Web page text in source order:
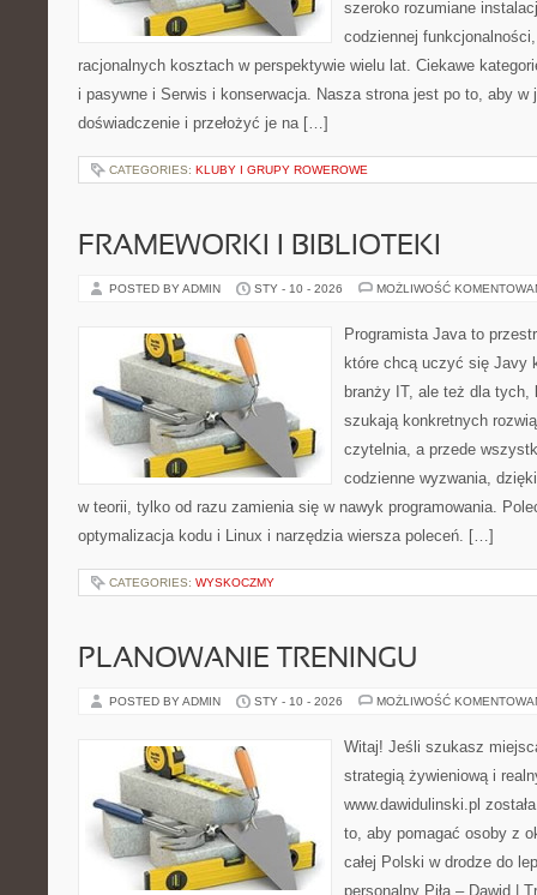
szeroko rozumiane
codziennej
racjonalnych kosztach w perspektywie wielu lat. Ciekawe
i pasywne i Serwis i konserwacja. Nasza strona jest po to, aby w
doświadczenie i przełożyć je na […]
CATEGORIES: KLUBY I GRUPY ROWEROWE
FRAMEWORKI I BIBLIOTEKI
POSTED BY ADMIN STY - 10 - 2026 MOŻLIWOŚĆ
Programista Java to
które chcą uczyć się Javy
branży IT, ale też dla
szukają konkretnych
czytelnia, a przede
codzienne wyzwania,
w teorii, tylko od razu zamienia się w nawyk programowania.
optymalizacja kodu i Linux i narzędzia wiersza poleceń. […]
CATEGORIES: WYSKOCZMY
PLANOWANIE TRENINGU
POSTED BY ADMIN STY - 10 - 2026 MOŻLIWOŚĆ
Witaj! Jeśli szukasz
strategią żywieniową i
www.dawidulinski.pl
to, aby pomagać osoby z
całej Polski w drodze do
personalny Piła – Dawid |